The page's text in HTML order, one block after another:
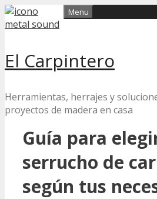
Skip
to
El Carpintero
Herramientas, herrajes y
proyectos de madera en casa
Menu
Guía para
serrucho de
según tus